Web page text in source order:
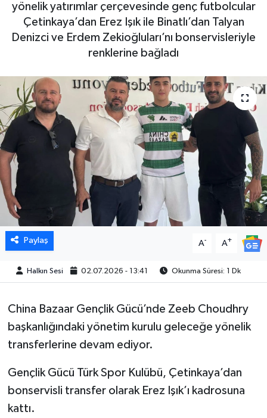
yönelik yatırımlar çerçevesinde genç futbolcular
Çetinkaya’dan Erez Işık ile Binatlı’dan Talyan
Denizci ve Erdem Zekioğluları’nı bonservisleriyle
renklerine bağladı
Paylaş A- A+
Halkın Sesi 02.07.2026 - 13:41 Okunma Süresi: 1 Dk
China Bazaar Gençlik Gücü’nde Zeeb Choudhry
başkanlığındaki yönetim kurulu geleceğe yönelik
transferlerine devam ediyor.
Gençlik Gücü Türk Spor Kulübü, Çetinkaya’dan
bonservisli transfer olarak Erez Işık’ı kadrosuna
kattı.